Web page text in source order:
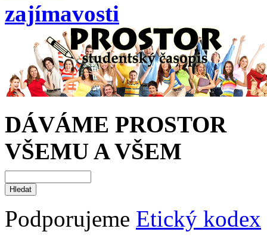
zajímavosti
DÁVÁME PROSTOR
VŠEMU A VŠEM
Podporujeme Etický kodex